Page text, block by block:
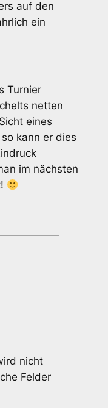
auf den
ein
Turnier
netten
eines
kann er dies
im nächsten
nicht
Felder